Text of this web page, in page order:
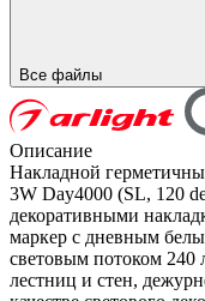
Все файлы
Описание
Накладной
3W Day4000 (SL, 120
декоративными
маркер с дневным
световым потоком 240
лестниц и стен,